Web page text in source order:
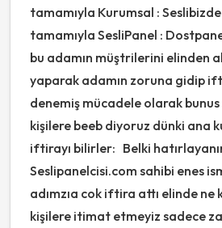
tamamıyla Kurumsal :
tamamıyla SesliPanel :
bu adamın müştrilerini elinden
yaparak adamın zoruna gidip
denemiş mücadele olarak
kişilere beeb diyoruz dünki ana
iftirayı bilirler: Belki
Seslipanelcisi.com sahibi enes
adımzıa cok iftira attı elinde ne
kişilere itimat etmeyiz sadece